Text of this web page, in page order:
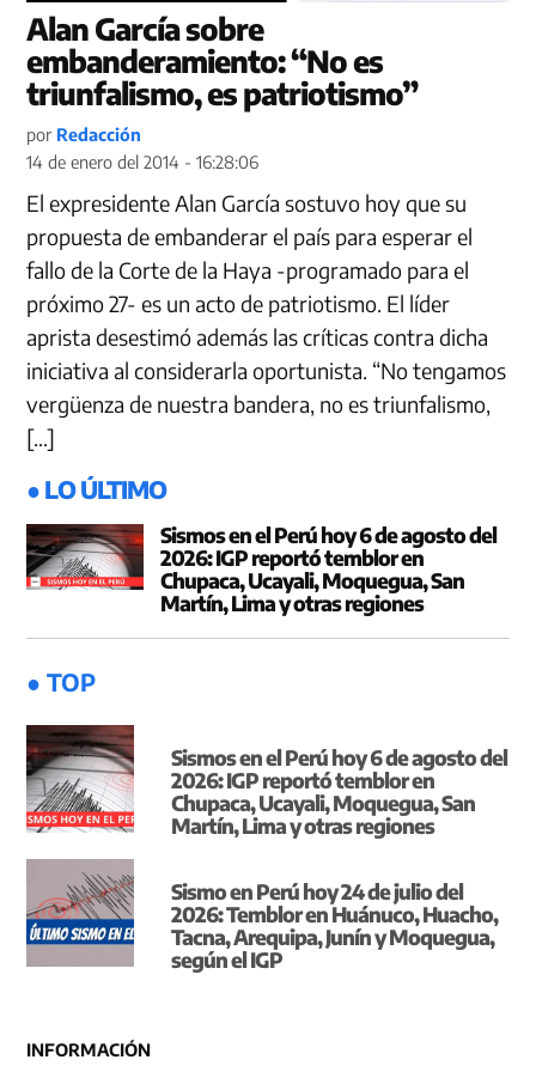
Alan García sobre
embanderamiento: “No es
triunfalismo, es patriotismo”
por Redacción
14 de enero del 2014 - 16:28:06
El expresidente Alan García sostuvo hoy que su
propuesta de embanderar el país para esperar el
fallo de la Corte de la Haya -programado para el
próximo 27- es un acto de patriotismo. El líder
aprista desestimó además las críticas contra dicha
iniciativa al considerarla oportunista. “No tengamos
vergüenza de nuestra bandera, no es triunfalismo,
[…]
● LO ÚLTIMO
Sismos en el Perú hoy 6 de agosto del
2026: IGP reportó temblor en
Chupaca, Ucayali, Moquegua, San
Martín, Lima y otras regiones
● TOP
Sismos en el Perú hoy 6 de agosto del
2026: IGP reportó temblor en
Chupaca, Ucayali, Moquegua, San
Martín, Lima y otras regiones
Sismo en Perú hoy 24 de julio del
2026: Temblor en Huánuco, Huacho,
Tacna, Arequipa, Junín y Moquegua,
según el IGP
INFORMACIÓN